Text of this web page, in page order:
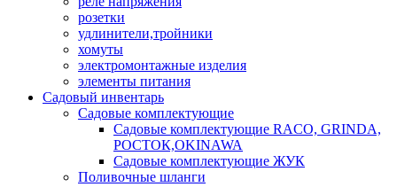
розетки
удлинители,тройники
хомуты
электромонтажные изделия
элементы питания
Садовый инвентарь
Садовые комплектующие
Садовые комплектующие RACO, GRINDA,
РОСТОК,OKINAWA
Садовые комплектующие ЖУК
Поливочные шланги